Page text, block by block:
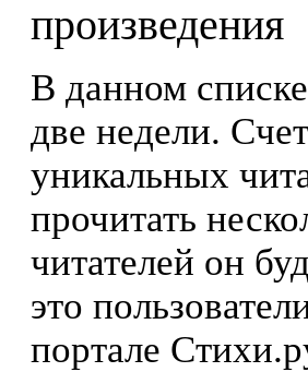
произведения
В данном
две недели.
уникальных
прочитать
читателей он
это
портале